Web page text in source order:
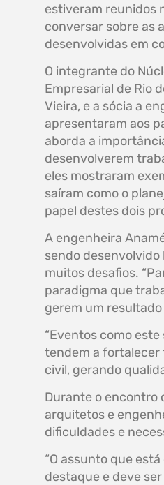
estiveram reunidos
conversar sobre as
desenvolvidas em
O integrante do
Empresarial de Rio
Vieira, e a sócia a
apresentaram aos
aborda a
desenvolverem
eles mostraram
saíram como o
papel destes dois
A engenheira
sendo desenvolvido
muitos desafios.
paradigma que
gerem um resultado
“Eventos como
tendem a fortalecer
civil, gerando
Durante o encontro
arquitetos e
dificuldades e
“O assunto que
destaque e deve